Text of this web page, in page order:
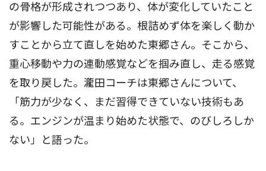
の骨格が形成されつつあり、体が変化していたこと
が影響した可能性がある。根詰めず体を楽しく動か
すことから立て直しを始めた東郷さん。そこから、
重心移動や力の連動感覚などを掴み直し、走る感覚
を取り戻した。瀧田コーチは東郷さんについて、
「筋力が少なく、まだ習得できていない技術もあ
る。エンジンが温まり始めた状態で、のびしろしか
ない」と語った。